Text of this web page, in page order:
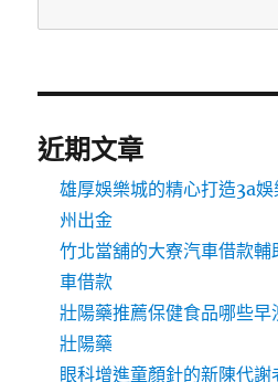
近期文章
雄厚娛樂城的精心打造3a
州出金
竹北當舖的大寮汽車借款
車借款
壯陽藥推薦保健食品哪些
壯陽藥
眼科增進童顏針的新陳代